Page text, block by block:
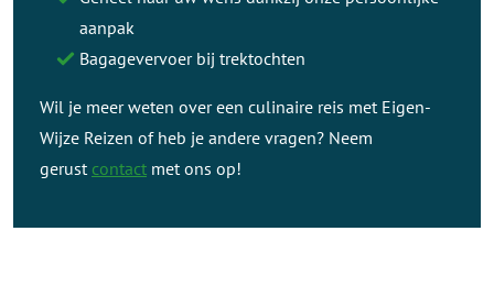
aanpak
Bagagevervoer bij trektochten
Wil je meer weten over een culinaire reis met Eigen-
Wijze Reizen of heb je andere vragen? Neem
gerust contact met ons op!